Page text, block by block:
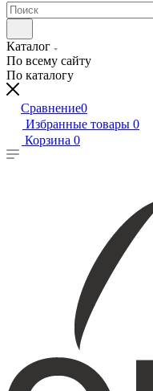
Каталог
По всему сайту
По каталогу
Сравнение0
Избранные товары 0
Корзина 0